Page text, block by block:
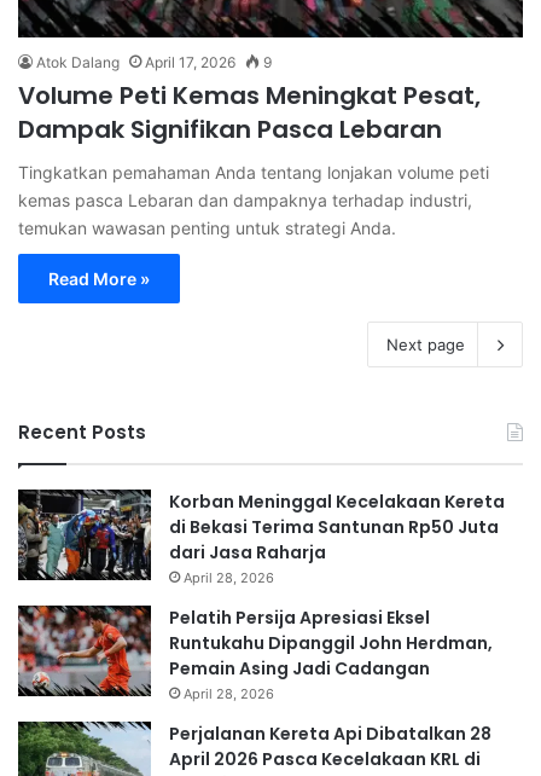
Atok Dalang April 17, 2026 9
Volume Peti Kemas Meningkat Pesat,
Dampak Signifikan Pasca Lebaran
Tingkatkan pemahaman Anda tentang lonjakan volume peti
kemas pasca Lebaran dan dampaknya terhadap industri,
temukan wawasan penting untuk strategi Anda.
Read More »
Next page
Recent Posts
Korban Meninggal Kecelakaan Kereta
di Bekasi Terima Santunan Rp50 Juta
dari Jasa Raharja
April 28, 2026
Pelatih Persija Apresiasi Eksel
Runtukahu Dipanggil John Herdman,
Pemain Asing Jadi Cadangan
April 28, 2026
Perjalanan Kereta Api Dibatalkan 28
April 2026 Pasca Kecelakaan KRL di